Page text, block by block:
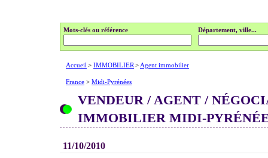
Mots-clés ou référence Département, ville...
Accueil > IMMOBILIER > Agent immobilier
France > Midi-Pyrénées
VENDEUR / AGENT /
IMMOBILIER MIDI-
11/10/2010